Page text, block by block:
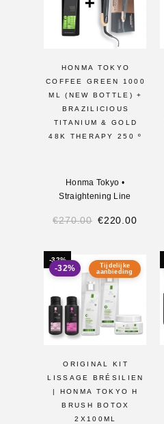
HONMA TOKYO
COFFEE GREEN 1000
ML (NEW BOTTLE) +
BRAZILICIOUS
TITANIUM & GOLD
48K THERAPY 250 º
Honma Tokyo •
Straightening Line
€270.00 €220.00
-32%
Tijdelijke
aanbieding
-32%
ORIGINAL KIT
LISSAGE BRÉSILIEN
| HONMA TOKYO H
BRUSH BOTOX
2X100ML